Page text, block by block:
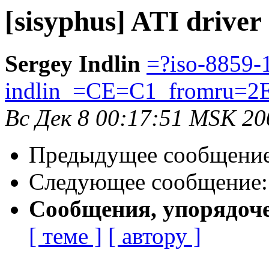
[sisyphus] ATI driver
Sergey Indlin =?iso-8859-
Вс Дек 8 00:17:51 MSK
Предыдущее
Следующее
Сообщения,
[ теме ] [ автору ]